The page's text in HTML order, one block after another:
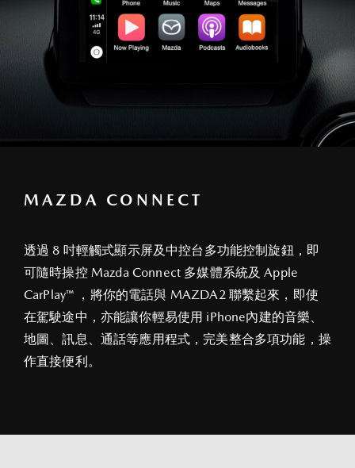
MAZDA CONNECT
透過 8 吋輕觸式顯示屏及中控台多功能控制旋鈕，即
可隨時操控 Mazda Connect 多媒體系統及 Apple
CarPlay™ ，將你的電話與 MAZDA2 聯繫起來，即使
在駕駛途中，亦能讓你輕易使用 iPhone內建的音樂、
地圖、訊息、通話等應用程式，完美整合多項功能，操
作直接便利。